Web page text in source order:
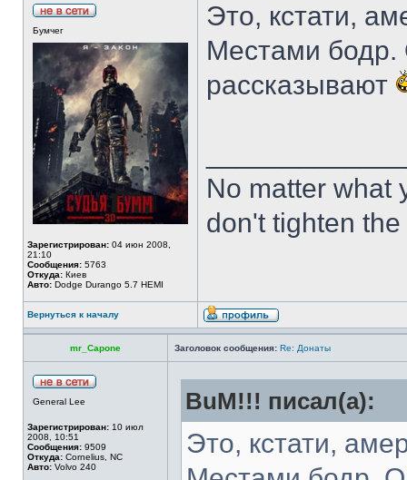
Бумчег
Зарегистрирован: 04 июн 2008,
21:10
Сообщения: 5763
Откуда: Киев
Авто: Dodge Durango 5.7 HEMI
Это, кстати,
Местами бодр.
рассказывают
No matter what
don't tighten
Вернуться к началу
mr_Capone Заголовок сообщения: Re: Донаты
General Lee
Зарегистрирован: 10 июл
2008, 10:51
Сообщения: 9509
Откуда: Cornelius, NC
Авто: Volvo 240
BuM!!! писал(а):
Это, кстати,